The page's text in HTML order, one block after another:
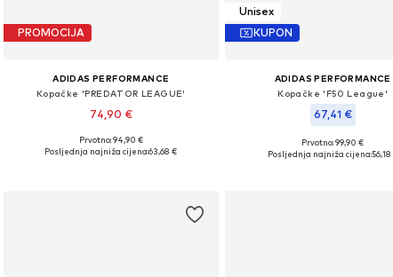
PROMOCIJA
ADIDAS PERFORMANCE
Kopačke 'PREDATOR LEAGUE'
74,90 €
Dostupno u više veličina
Prvotno: 94,90 €
Posljednja najniža cijena:63,68 €
Unisex
KUPON
ADIDAS PERFORMANCE
Kopačke 'F50 League'
67,41 €
Dostupne veličine: 39-39,5
Prvotno: 99,90 €
Posljednja najniža cijena:56,18